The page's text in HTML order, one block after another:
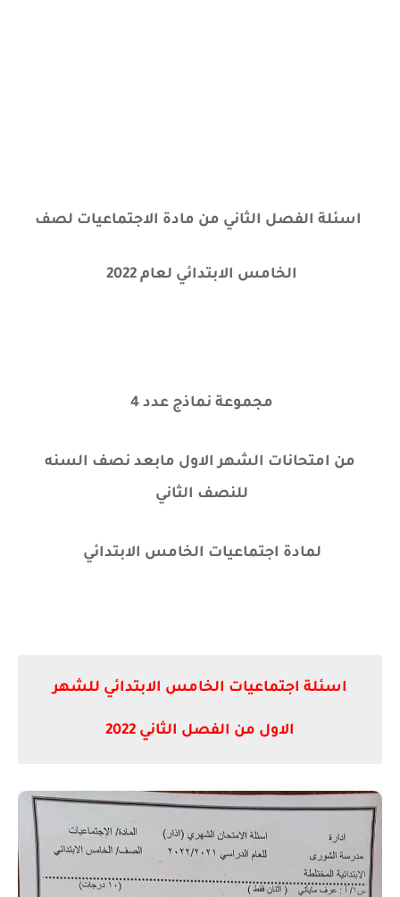
اسئلة الفصل الثاني من مادة الاجتماعيات لصف
الخامس الابتدائي لعام 2022
مجموعة نماذج عدد 4
من امتحانات الشهر الاول مابعد نصف السنه
للنصف الثاني
لمادة اجتماعيات الخامس الابتدائي
اسئلة اجتماعيات الخامس الابتدائي للشهر
الاول من الفصل الثاني 2022